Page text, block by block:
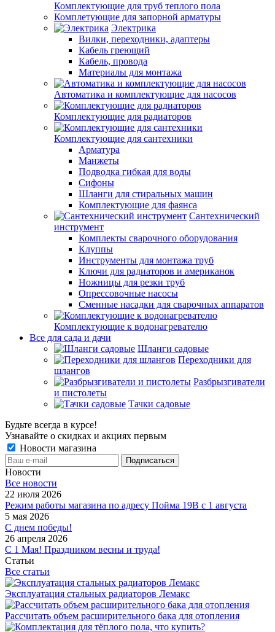
Комплектующие для труб теплого пола
Комплетующие для запорной арматуры
Электрика
Вилки, переходники, адаптеры
Кабель греющий
Кабель, провода
Материалы для монтажа
Автоматика и комплектующие для насосов
Комплектующие для радиаторов
Комплектующие для сантехники
Арматура
Манжеты
Подводка гибкая для воды
Сифоны
Шланги для стиральных машин
Комплектующие для фаянса
Сантехнический
инструмент
Комплекты сварочного оборудования
Клуппы
Инструменты для монтажа труб
Ключи для радиаторов и американок
Ножницы для резки труб
Опрессовочные насосы
Сменные насадки для сварочных аппаратов
Комплектующие к водонагревателю
Все для сада и дачи
Шланги садовые
Переходники для
шлангов
Разбрызгиватели
и пистолеты
Тачки садовые
Будьте всегда в курсе!
Узнавайте о скидках и акциях первым
Новости магазина
Новости
Все новости
22 июля 2026
Режим работы магазина по адресу Пойма 19В с 1 августа
5 мая 2026
С днем победы!
26 апреля 2026
С 1 Мая! Праздником весны и труда!
Статьи
Все статьи
Эксплуатация стальных радиаторов Лемакс
Рассчитать объем расширительного бака для отопления